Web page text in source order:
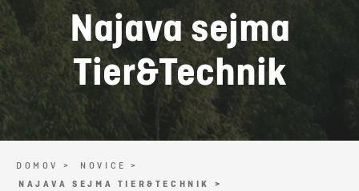
Najava sejma
Tier&Technik
DOMOV >
NOVICE >
NAJAVA SEJMA TIER&TECHNIK >